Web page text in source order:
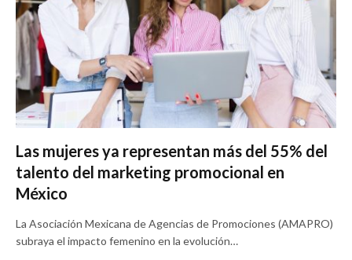
Las mujeres ya representan más del 55% del
talento del marketing promocional en
México
La Asociación Mexicana de Agencias de Promociones (AMAPRO)
subraya el impacto femenino en la evolución…